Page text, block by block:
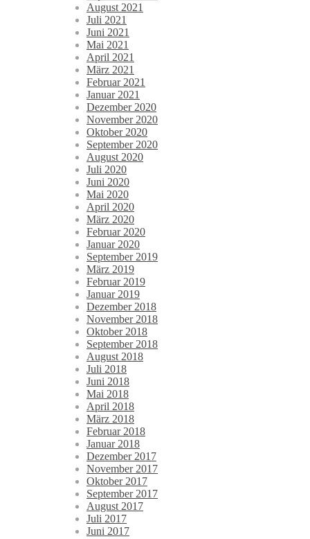
August 2021
Juli 2021
Juni 2021
Mai 2021
April 2021
März 2021
Februar 2021
Januar 2021
Dezember 2020
November 2020
Oktober 2020
September 2020
August 2020
Juli 2020
Juni 2020
Mai 2020
April 2020
März 2020
Februar 2020
Januar 2020
September 2019
März 2019
Februar 2019
Januar 2019
Dezember 2018
November 2018
Oktober 2018
September 2018
August 2018
Juli 2018
Juni 2018
Mai 2018
April 2018
März 2018
Februar 2018
Januar 2018
Dezember 2017
November 2017
Oktober 2017
September 2017
August 2017
Juli 2017
Juni 2017